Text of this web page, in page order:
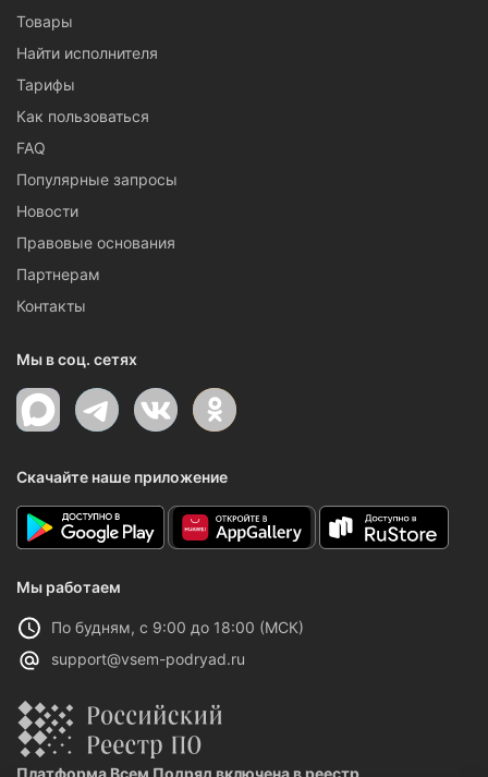
Товары
Найти исполнителя
Тарифы
Как пользоваться
FAQ
Популярные запросы
Новости
Правовые основания
Партнерам
Контакты
Мы в соц. сетях
Скачайте наше приложение
Мы работаем
По будням, с 9:00 до 18:00 (МСК)
support@vsem-podryad.ru
Платформа Всем Подряд включена в реестр